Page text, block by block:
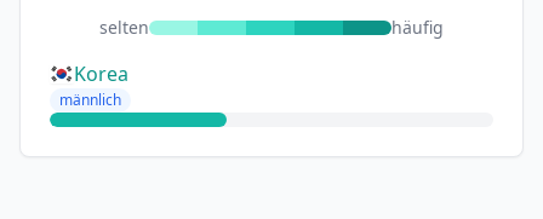
selten häufig
Korea
männlich